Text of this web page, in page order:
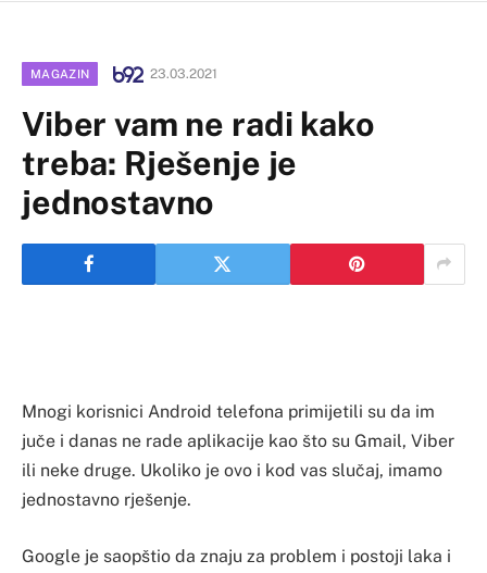
MAGAZIN 23.03.2021
Viber vam ne radi kako
treba: Rješenje je
jednostavno
Mnogi korisnici Android telefona primijetili su da im
juče i danas ne rade aplikacije kao što su Gmail, Viber
ili neke druge. Ukoliko je ovo i kod vas slučaj, imamo
jednostavno rješenje.
Google je saopštio da znaju za problem i postoji laka i